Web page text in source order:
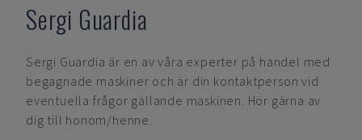
Sergi Guardia
Sergi Guardia är en av våra experter på handel med
begagnade maskiner och är din kontaktperson vid
eventuella frågor gällande maskinen. Hör gärna av
dig till honom/henne.